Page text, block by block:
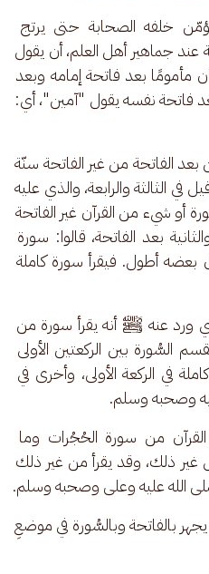
خلفه الصحابة حتى يرتج
جماهير أهل العلم، أن يقول
مأمومًا بعد فاتحة إمامه وبعد
فاتحة نفسه يقول "آمين"، أي:
بعد الفاتحة من غير الفاتحة سنّة
في الثالثة والرابعة، والذي عليه
أو شيء من القرآن غير الفاتحة
بعد الفاتحة، قالوا: سورة
أطول. فيقرأ سورة كاملة
ورد عنه ﷺ أنه يقرأ سورة من
السُّورة بين الركعتين الأولى
في الركعة الأولى، وأخرى في
وصحبه وسلم.
من سورة الحُجُرات وما
ذلك، وقد يقرأ من غير ذلك
الله عليه وعلى وصحبه وسلم.
بالفاتحة وبالسُّورة في موضعِ